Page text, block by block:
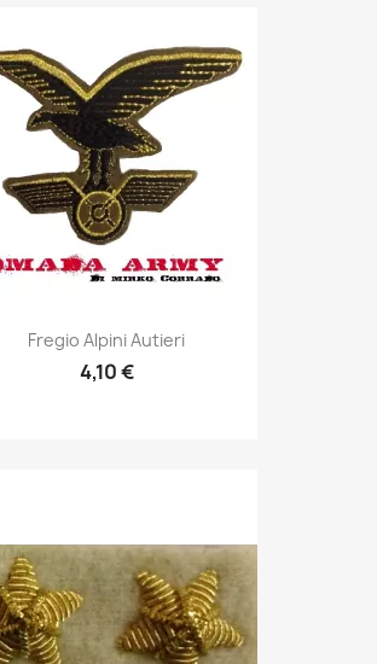
Anteprima
Fregio Alpini Autieri
4,10 €